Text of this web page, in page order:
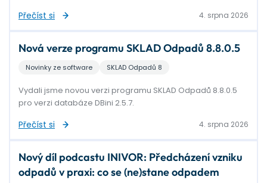
Přečíst si 4. srpna 2026
Nová verze programu SKLAD Odpadů 8.8.0.5
Novinky ze software SKLAD Odpadů 8
Vydali jsme novou verzi programu SKLAD Odpadů 8.8.0.5
pro verzi databáze DBini 2.5.7.
Přečíst si 4. srpna 2026
Nový díl podcastu INIVOR: Předcházení vzniku
odpadů v praxi: co se (ne)stane odpadem